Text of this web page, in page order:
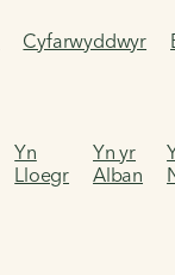
Cyfarwyddwyr
Yn
Lloegr
Yn yr
Alban